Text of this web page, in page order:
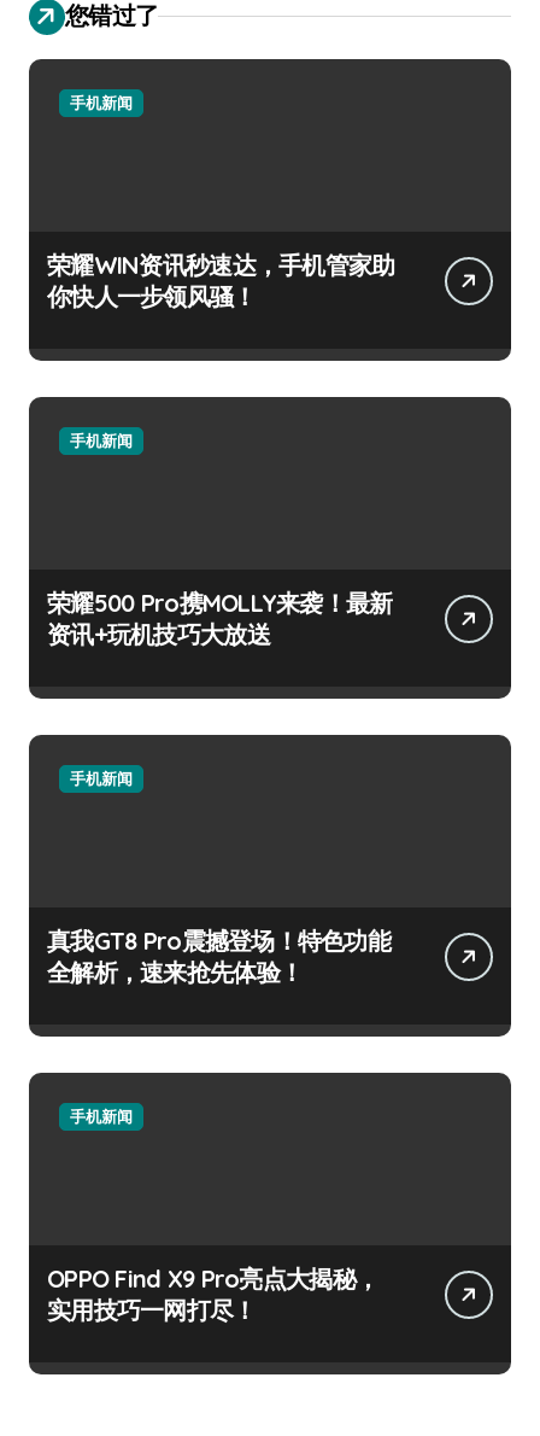
您错过了
手机新闻
荣耀WIN资讯秒速达，手机管家助
你快人一步领风骚！
手机新闻
荣耀500 Pro携MOLLY来袭！最新
资讯+玩机技巧大放送
手机新闻
真我GT8 Pro震撼登场！特色功能
全解析，速来抢先体验！
手机新闻
OPPO Find X9 Pro亮点大揭秘，
实用技巧一网打尽！